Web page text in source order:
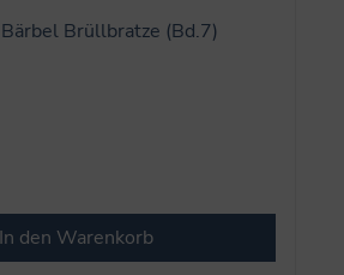
Brüllbratze (Bd.7)
In den Warenkorb